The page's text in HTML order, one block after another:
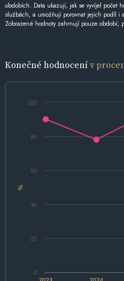
obdobích. Data ukazují, jak se vyvíjel počet
službách, a umožňují porovnat jejich podíl i
Zobrazené hodnoty zahrnují pouze období,
Konečné hodnocenív
%
0
20
40
60
80
100